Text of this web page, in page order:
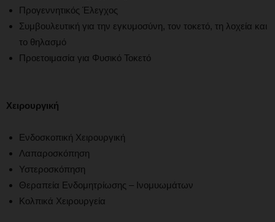
Προγεννητικός Έλεγχος
Συμβουλευτική για την εγκυμοσύνη, τον τοκετό, τη λοχεία και
το θηλασμό
Προετοιμασία για Φυσικό Τοκετό
Χειρουργική
Ενδοσκοπική Χειρουργική
Λαπαροσκόπηση
Υστεροσκόπηση
Θεραπεία Ενδομητρίωσης – Ινομυωμάτων
Κολπικά Χειρουργεία